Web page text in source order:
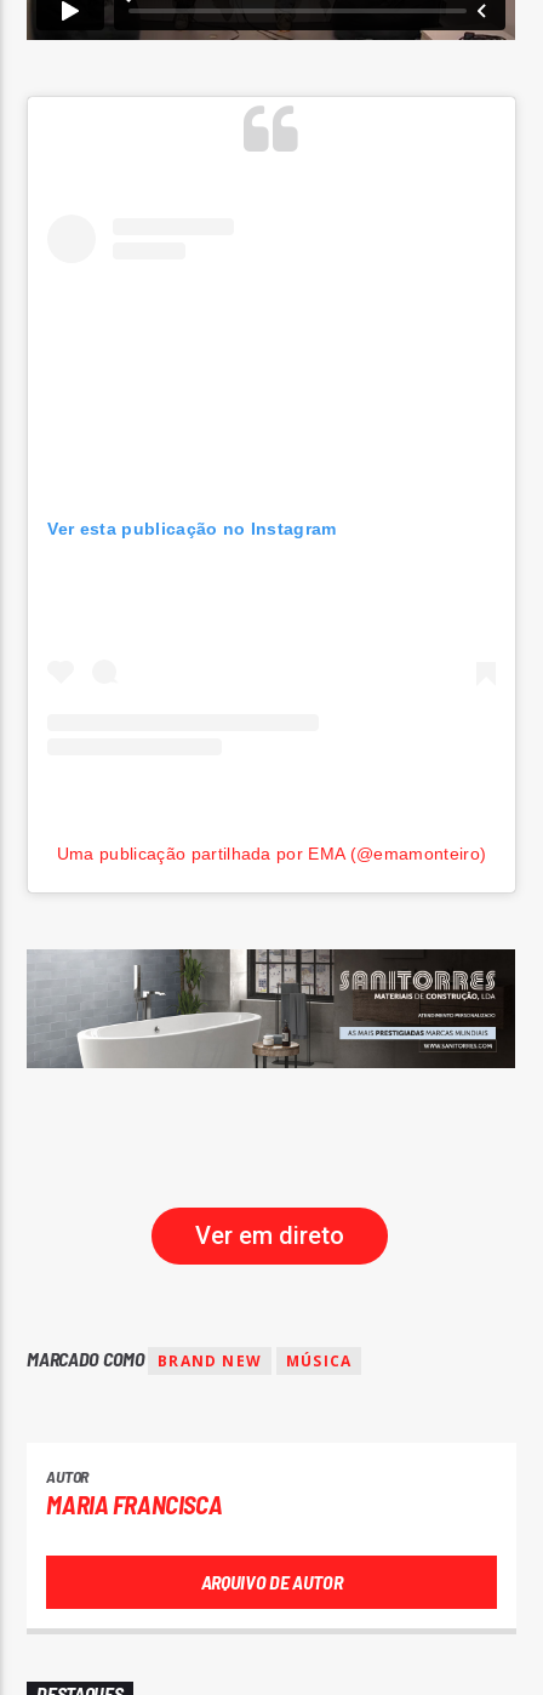
Ver esta publicação no Instagram
Uma publicação partilhada por EMA (@emamonteiro)
Ver em direto
MARCADO COMO BRAND NEW MÚSICA
AUTOR
MARIA FRANCISCA
ARQUIVO DE AUTOR